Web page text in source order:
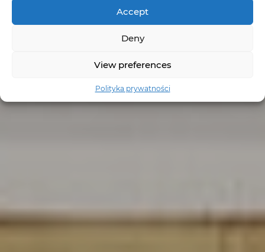
Accept
Deny
View preferences
Polityka prywatności